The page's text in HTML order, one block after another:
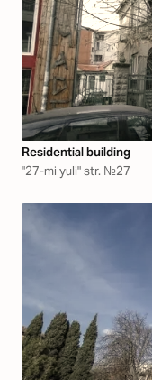
Residential building
"27-mi yuli" str. №27